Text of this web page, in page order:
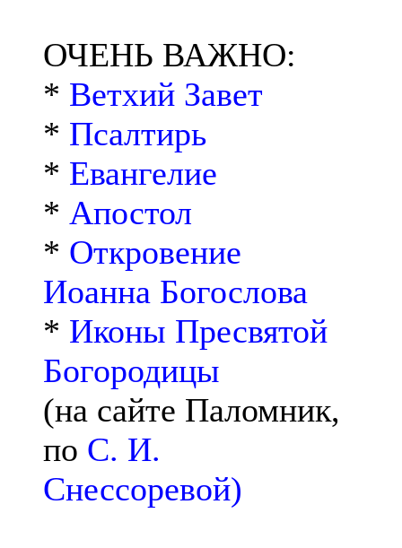
ОЧЕНЬ ВАЖНО:
* Ветхий Завет
* Псалтирь
* Евангелие
* Апостол
* Откровение
Иоанна Богослова
* Иконы Пресвятой
Богородицы
(на сайте Паломник,
по С. И.
Снессоревой)